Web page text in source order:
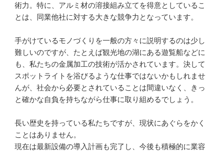
術力。特に、アルミ材の溶接組み立てを得意としているこ
とは、同業他社に対する大きな競争力となっています。
手がけているモノづくりを一般の方々に説明するのは少し
難しいのですが、たとえば観光地の湖にある遊覧船などに
も、私たちの金属加工の技術が活かされています。決して
スポットライトを浴びるような仕事ではないかもしれませ
んが、社会から必要とされていることは間違いなく、きっ
と確かな自負を持ちながら仕事に取り組めるでしょう。
長い歴史を持っている私たちですが、現状にあぐらをかく
ことはありません。
現在は最新設備の導入計画も完了し、今後も積極的に業容